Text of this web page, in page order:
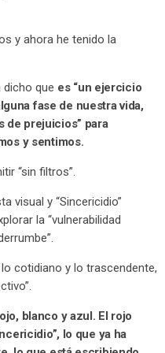
y ahora he tenido la
dicho que es “un ejercicio
fase de nuestra vida,
de prejuicios” para
y sentimos.
“sin filtros”.
visual y “Sincericidio”
la “vulnerabilidad
lo cotidiano y lo trascendente,
blanco y azul. El rojo
lo que ya ha